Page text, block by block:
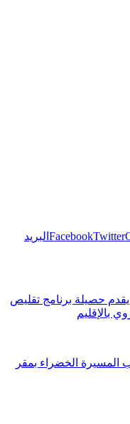
FacebookTwitter
البريد
حصيلة برنامج تقليص
بالإقليم
الخضراء بمقر